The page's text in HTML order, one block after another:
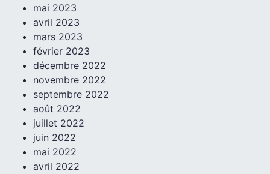
mai 2023
avril 2023
mars 2023
février 2023
décembre 2022
novembre 2022
septembre 2022
août 2022
juillet 2022
juin 2022
mai 2022
avril 2022